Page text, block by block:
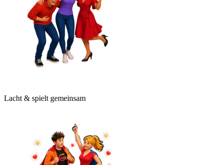
Lacht & spielt gemeinsam